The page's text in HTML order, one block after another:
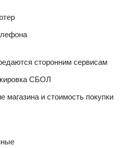
сторонним сервисам
СБОЛ
магазина и стоимость покупки